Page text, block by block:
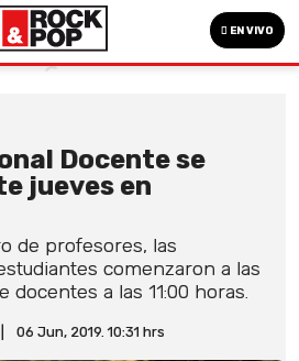
EN VIVO
Docente se
jueves en
de profesores, las
comenzaron a las
docentes a las 11:00 horas.
06 Jun, 2019. 10:31 hrs